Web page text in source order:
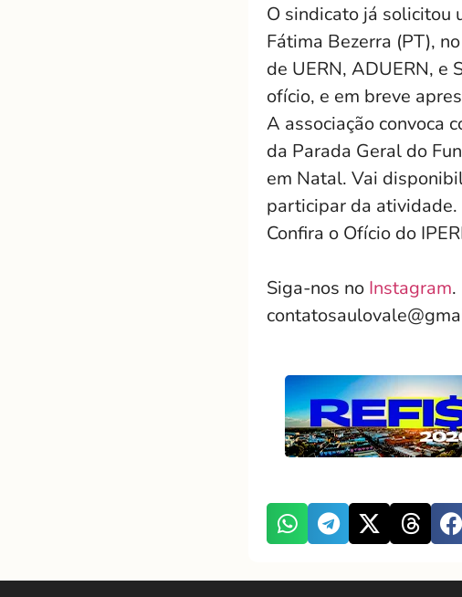
O sindicato já solicitou
Fátima Bezerra (PT),
de UERN, ADUERN, e
ofício, e em breve
A associação convoca
da Parada Geral do
em Natal. Vai
participar da atividade.
Confira o Ofício do
Siga-nos no Instagram.